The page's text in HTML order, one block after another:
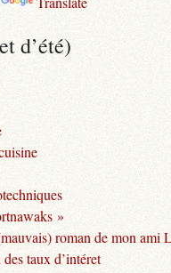
d’été)
»
roman de mon ami
taux d’intéret